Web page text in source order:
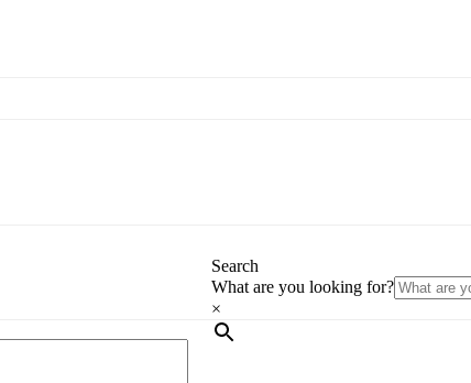
Search
What are you looking for?
×